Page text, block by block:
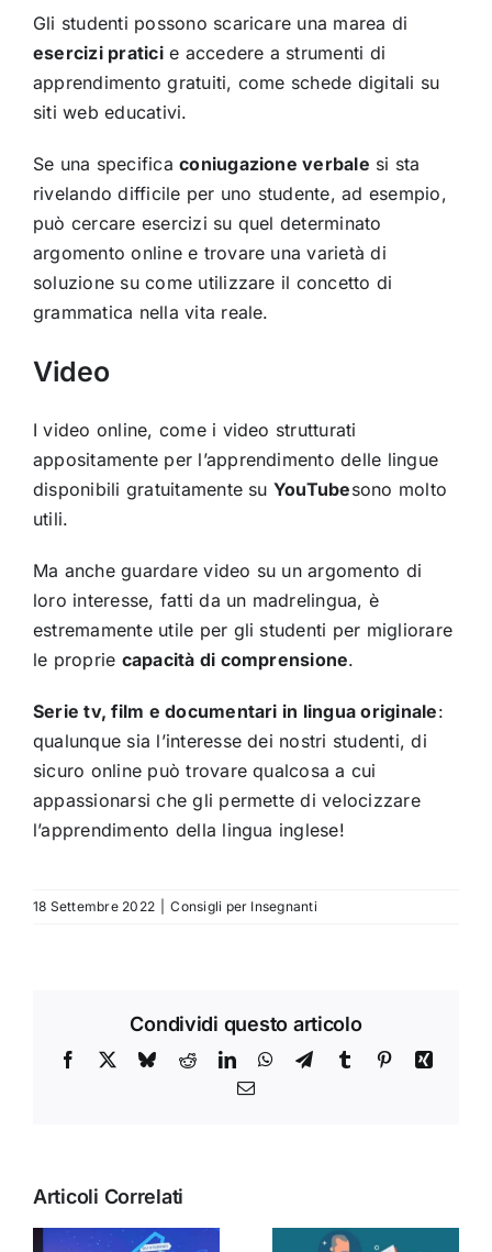
Gli studenti possono scaricare una marea di
esercizi praticie accedere a strumenti di
apprendimento gratuiti, come schede digitali su
siti web educativi.
Se una specificaconiugazione verbale si sta
rivelando difficile per uno studente, ad esempio,
può cercare esercizi su quel determinato
argomento online e trovare una varietà di
soluzione su come utilizzare il concetto di
grammatica nella vita reale.
Video
I video online, come i video strutturati
appositamente per l’apprendimento delle lingue
disponibili gratuitamente su YouTubesono molto
utili.
Ma anche guardare video su un argomento di
loro interesse, fatti da un madrelingua, è
estremamente utile per gli studenti per migliorare
le proprie capacità di comprensione.
Serie tv, film e documentari in lingua originale:
qualunque sia l’interesse dei nostri studenti, di
sicuro online può trovare qualcosa a cui
appassionarsi che gli permette di velocizzare
l’apprendimento della lingua inglese!
18 Settembre 2022 Consigli per Insegnanti
Condividi questo articolo
Facebook BlueskyRedditLinkedInWhatsApp
TelegramTumblr PinterestXing
Email
Articoli Correlati